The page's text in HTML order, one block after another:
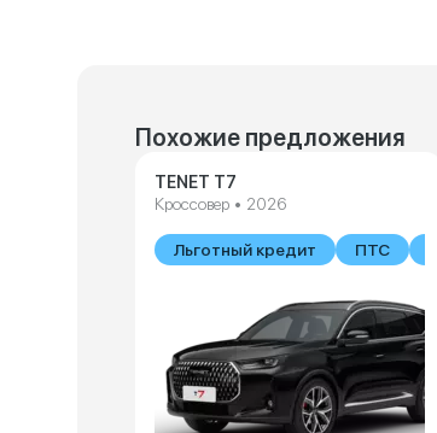
Похожие предложения
TENET T7
Кроссовер • 2026
Льготный кредит ПТС